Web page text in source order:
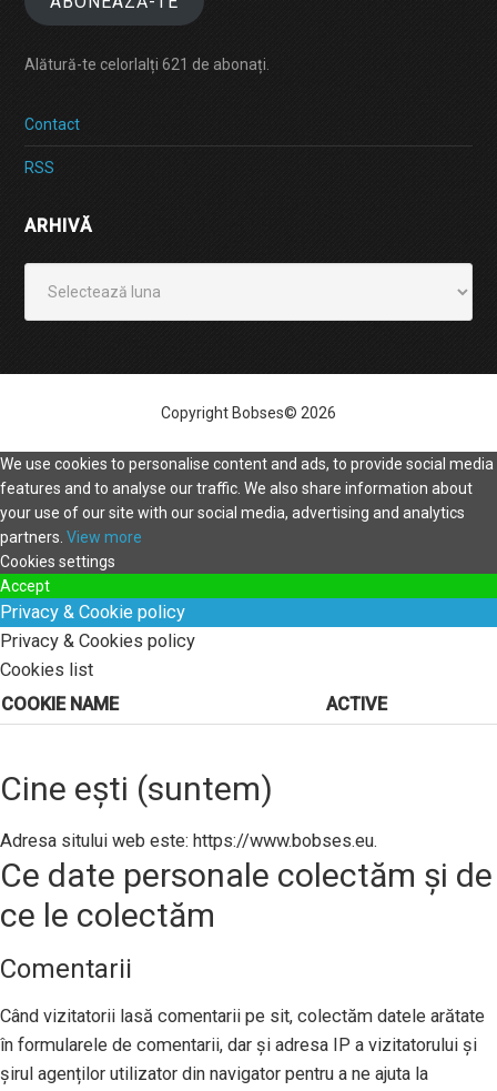
Alătură-te celorlalți 621 de abonați.
Contact
RSS
ARHIVĂ
Copyright Bobses© 2026
We use cookies to personalise content and ads, to provide social media
features and to analyse our traffic. We also share information about
your use of our site with our social media, advertising and analytics
partners. View more
Cookies settings
Accept
Privacy & Cookie policy
Privacy & Cookies policy
Cookies list
COOKIE NAME
ACTIVE
Cine ești (suntem)
Adresa sitului web este: https://www.bobses.eu.
Ce date personale colectăm și de
ce le colectăm
Comentarii
Când vizitatorii lasă comentarii pe sit, colectăm datele arătate
în formularele de comentarii, dar și adresa IP a vizitatorului și
șirul agenților utilizator din navigator pentru a ne ajuta la